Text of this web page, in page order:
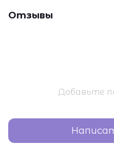
Отзывы
Добавьте